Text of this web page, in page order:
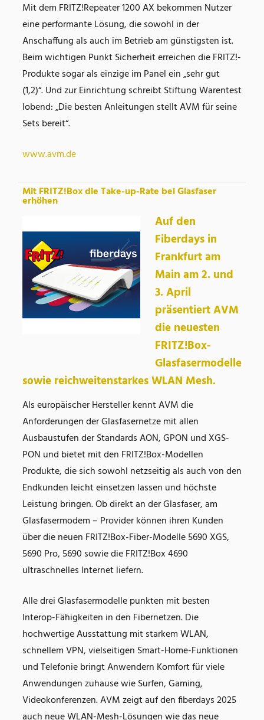
Mit dem FRITZ!Repeater 1200 AX bekommen Nutzer
eine performante Lösung, die sowohl in der
Anschaffung als auch im Betrieb am günstigsten ist.
Beim wichtigen Punkt Sicherheit erreichen die FRITZ!-
Produkte sogar als einzige im Panel ein „sehr gut
(1,2)“. Und zur Einrichtung schreibt Stiftung Warentest
lobend: „Die besten Anleitungen stellt AVM für seine
Sets bereit“.
www.avm.de
Mit FRITZ!Box die Take-up-Rate bei Glasfaser
erhöhen
Auf den
Fiberdays in
Frankfurt am
Main am 2. und
3. April
präsentiert AVM
die neuesten
FRITZ!Box-
Glasfasermodelle
sowie reichweitenstarkes WLAN Mesh.
Als europäischer Hersteller kennt AVM die
Anforderungen der Glasfasernetze mit allen
Ausbaustufen der Standards AON, GPON und XGS-
PON und bietet mit den FRITZ!Box-Modellen
Produkte, die sich sowohl netzseitig als auch von den
Endkunden leicht einsetzen lassen und höchste
Leistung bringen. Ob direkt an der Glasfaser, am
Glasfasermodem – Provider können ihren Kunden
über die neuen FRITZ!Box-Fiber-Modelle 5690 XGS,
5690 Pro, 5690 sowie die FRITZ!Box 4690
ultraschnelles Internet liefern.
Alle drei Glasfasermodelle punkten mit besten
Interop-Fähigkeiten in den Fibernetzen. Die
hochwertige Ausstattung mit starkem WLAN,
schnellem VPN, vielseitigen Smart-Home-Funktionen
und Telefonie bringt Anwendern Komfort für viele
Anwendungen zuhause wie Surfen, Gaming,
Videokonferenzen. AVM zeigt auf den fiberdays 2025